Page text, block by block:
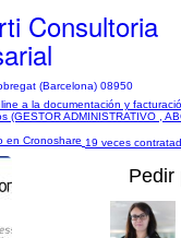
Consultoria
(Barcelona) 08950
a la documentación y
(GESTOR ADMINISTRATIVO ,
19 veces
Pedir